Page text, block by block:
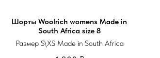
Шорты Woolrich womens Made in
South Africa size 8
Размер S\XS Made in South Africa